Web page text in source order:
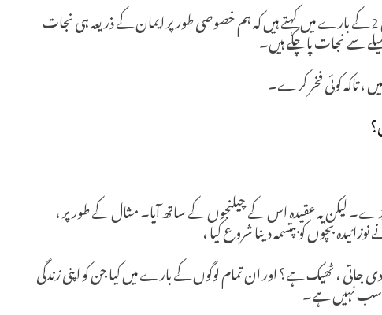
ان تمام دوسرے صحیفوں کے بارے میں جو افسیوں 2 کے بارے میں کہتے ہیں کہ ہم خصوصی طور پر ایمان کے ذریعہ ہی نجات
سے نجات پا چکے ہیں۔
، تاکہ کوئی فخر کرے۔
لیکن یہ عقیدہ اس کے چیلنجوں کے ساتھ آیا۔ مثال کے طور پر ،
بچوں کو بپتسمہ دینا شروع کیا ،
دی جاتی ، ٹھیک ہے؟ اور ان تمام لوگوں کے بارے میں کیا جن کو اپنی زندگی
مناسب نہیں ہے۔